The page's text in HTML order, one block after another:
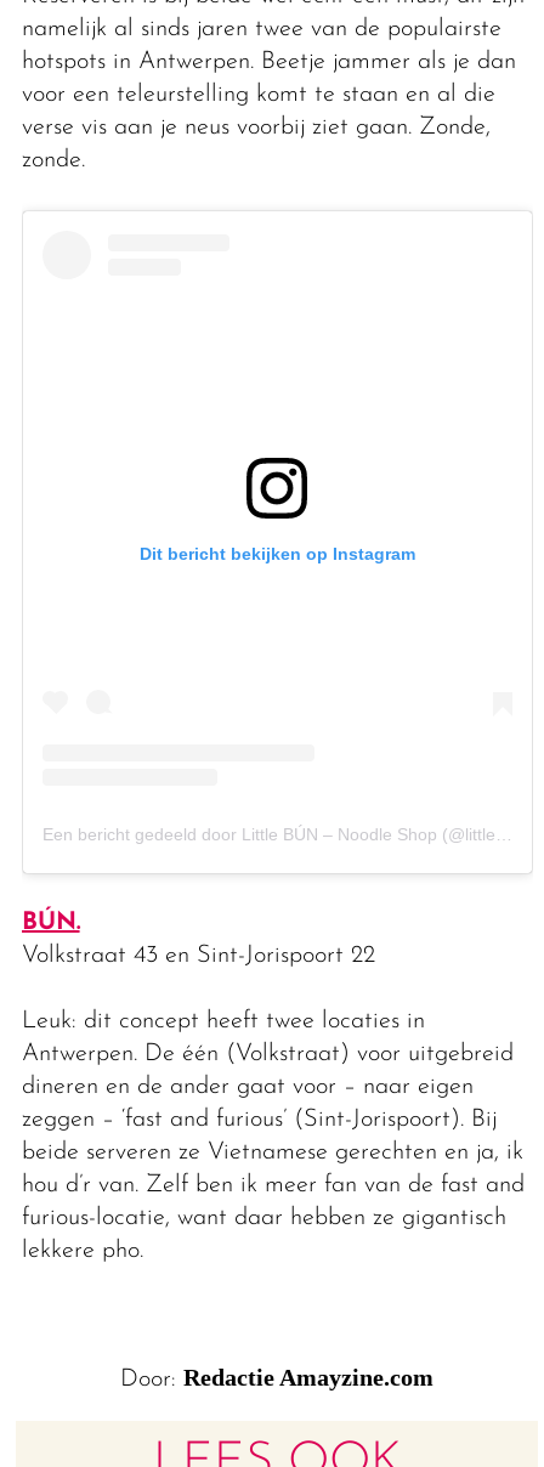
namelijk al sinds jaren twee van de populairste
hotspots in Antwerpen. Beetje jammer als je dan
voor een teleurstelling komt te staan en al die
verse vis aan je neus voorbij ziet gaan. Zonde,
zonde.
Dit bericht bekijken op Instagram
BÚN.
Volkstraat 43 en Sint-Jorispoort 22
Leuk: dit concept heeft twee locaties in
Antwerpen. De één (Volkstraat) voor uitgebreid
dineren en de ander gaat voor – naar eigen
zeggen – ‘fast and furious’ (Sint-Jorispoort). Bij
beide serveren ze Vietnamese gerechten en ja, ik
hou d’r van. Zelf ben ik meer fan van de fast and
furious-locatie, want daar hebben ze gigantisch
lekkere pho.
Door:Redactie Amayzine.com